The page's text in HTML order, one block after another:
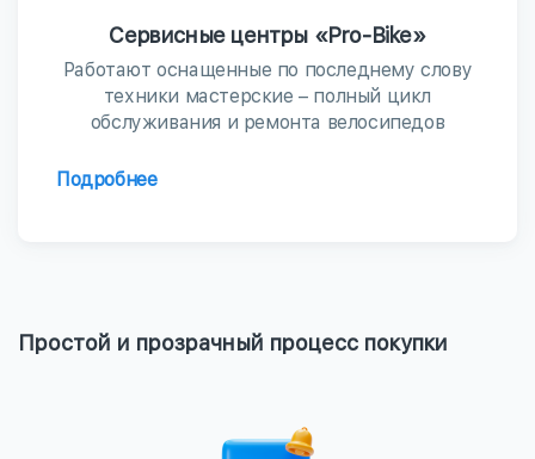
Сервисные центры «Pro-Bike»
Работают оснащенные по последнему слову
техники мастерские – полный цикл
обслуживания и ремонта велосипедов
Подробнее
Простой и прозрачный процесс покупки